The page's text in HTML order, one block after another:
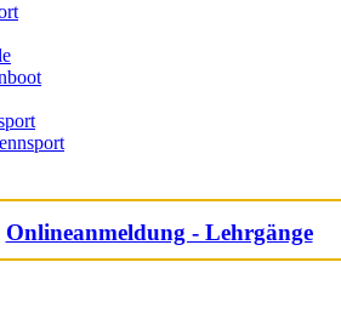
Onlineanmeldung - Lehrgänge